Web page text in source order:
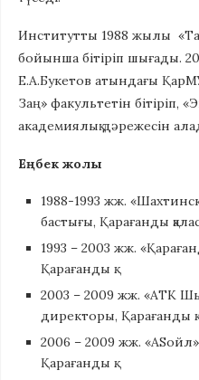
Институтты 1988 жылы
бойынша бітіріп шығады.
Е.А.Букетов атындағы
Заң» факультетін бітіріп,
академиялық дәрежесін
Еңбек жолы
1988-1993 жж.
бастығы, Қарағанды
1993 – 2003 жж.
Қарағанды қ.
2003 – 2009 жж. «АТК
директоры, Қарағанды қ.
2006 – 2009 жж.
Қарағанды қ.